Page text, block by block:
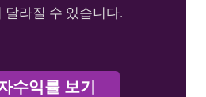
달라질 수 있습니다.
수익률 보기